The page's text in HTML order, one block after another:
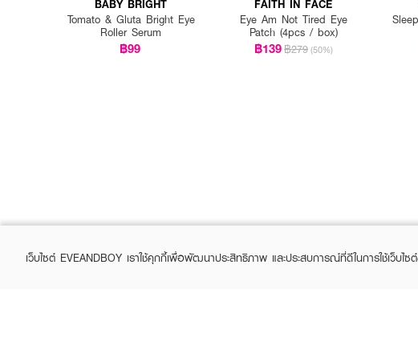
BABY BRIGHT
Tomato & Gluta Bright Eye
Roller Serum
฿99
FAITH IN FACE
Eye Am Not Tired Eye
Patch (4pcs / box)
฿139฿279 (50%)
เว็บไซต์ EVEANDBOY เราใช้คุกกี้เพื่อพัฒนาประสิทธิภาพ และประสบการณ์ที่ดีในการใช้เว็บ